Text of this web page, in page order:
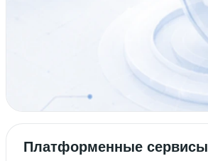
Платформенные сервисы